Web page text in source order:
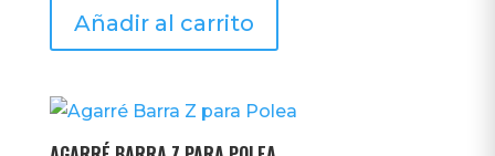
Añadir al carrito